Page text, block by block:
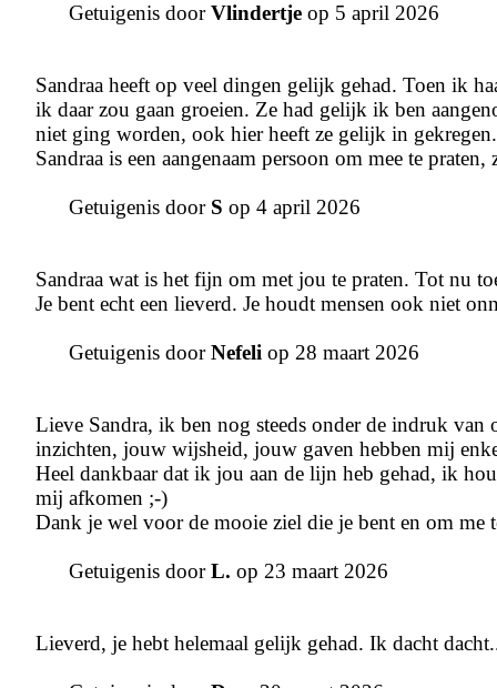
Getuigenis doorVlindertje op 5 april 2026
Sandraa heeft op veel dingen gelijk gehad. Toen ik
ik daar zou gaan groeien. Ze had gelijk ik ben
niet ging worden, ook hier heeft ze gelijk in gekregen.
Sandraa is een aangenaam persoon om mee te
Getuigenis door S op 4 april 2026
Sandraa wat is het fijn om met jou te praten. Tot nu
Je bent echt een lieverd. Je houdt mensen ook niet
Getuigenis doorNefeli op 28 maart 2026
Lieve Sandra, ik ben nog steeds onder de indruk
inzichten, jouw wijsheid, jouw gaven hebben mij
Heel dankbaar dat ik jou aan de lijn heb gehad, ik
mij afkomen ;-)
Dank je wel voor de mooie ziel die je bent en om me
Getuigenis doorL. op 23 maart 2026
Lieverd, je hebt helemaal gelijk gehad. Ik dacht